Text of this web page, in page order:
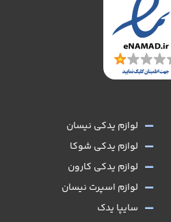
لوازم یدکی نیسان
لوازم یدکی شوکا
لوازم یدکی کارون
لوازم اسپرت نیسان
سایپا یدک